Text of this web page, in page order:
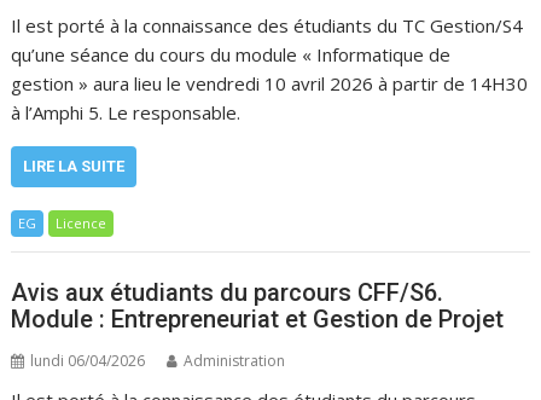
Il est porté à la connaissance des étudiants du TC Gestion/S4
qu’une séance du cours du module « Informatique de
gestion » aura lieu le vendredi 10 avril 2026 à partir de 14H30
à l’Amphi 5. Le responsable.
LIRE LA SUITE
EG Licence
Avis aux étudiants du parcours CFF/S6.
Module : Entrepreneuriat et Gestion de Projet
lundi 06/04/2026 Administration